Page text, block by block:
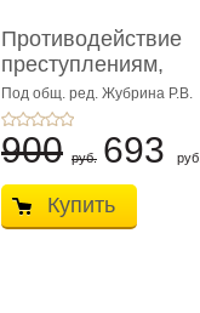
Противодействие
преступлениям,
совершаемым с ...
Под общ. ред. Жубрина Р.В.
900 руб. 693 руб.
Купить